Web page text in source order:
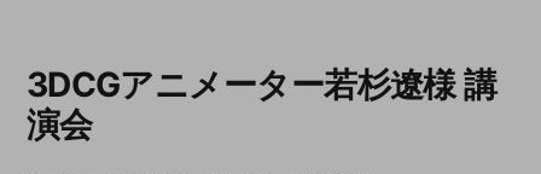
3DCGアニメーター若杉遼様 講
演会